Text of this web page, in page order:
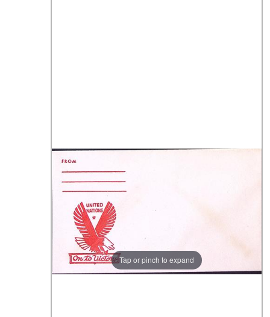
Tap or pinch to expand